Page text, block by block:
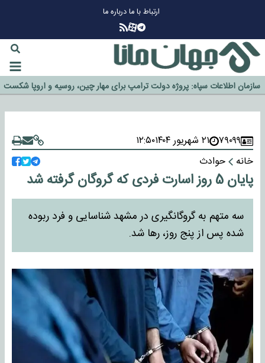
ارتباط با مادرباره ما
گزینه جدایی اوسمار روی میز مدیران پرسپولیس
آیا رئیس جمهور آمریکا قانون را دور می‌زند؟
اخراج رسمی چهره نامدار از پرسپولیس
سازمان اطلاعات سپاه: پروژه دولت ترامپ برای مهار چین، روسیه و اروپا شکست
خورد
۷۹۰۹۹ ۲۱ شهریور ۱۴۰۴
۱۲:۵۰
خانه
حوادث
پایان 5 روز اسارت فردی که گروگان گرفته شد
سه متهم به گروگانگیری در مشهد شناسایی و فرد ربوده
شده پس از پنج روز، رها شد.